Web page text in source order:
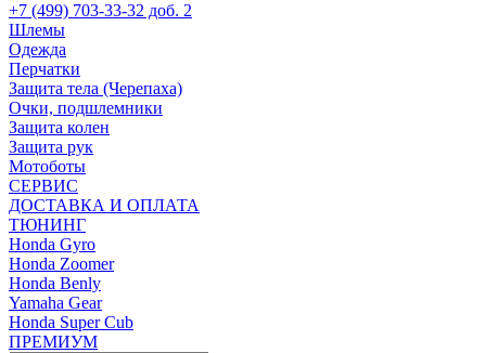
+7 (499) 703-33-32 доб. 2
Шлемы
Одежда
Перчатки
Защита тела (Черепаха)
Очки, подшлемники
Защита колен
Защита рук
Мотоботы
СЕРВИС
ДОСТАВКА И ОПЛАТА
ТЮНИНГ
Honda Gyro
Honda Zoomer
Honda Benly
Yamaha Gear
Honda Super Cub
ПРЕМИУМ